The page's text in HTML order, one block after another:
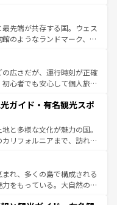
彩な楽しみ方が可能だ。さ
が溢れており、どの街角に
いる。パリ以外の個性あふ
ても飽きることがない。ベ
ン州のアルプスの絶景、そ
いった風景は必見。ビール
い。 なお、新着の
を参照してほしい。
先端が共存する国。ウェス
のようなランドマーク、歴
また、優雅なアフタヌーン
ない英国パブ、サッカー観
体験も豊富。イギリスを旅
広さだが、運行時刻が正確
心者でも安心して個人旅行
イスならではのユニークな
けでなく町歩きも満喫する
いため物価も高いが、旅行
スもあり、うまく活用すれ
ガイド・有名観光スポ
と多様な文化が魅力の国。
リフォルニアまで、訪れる
ョッピング、エンターテイ
ポットだ。一方、アメリカ
ンドキャニオンやイエロー
れ、多くの島で構成される
をもっている。大自然の神